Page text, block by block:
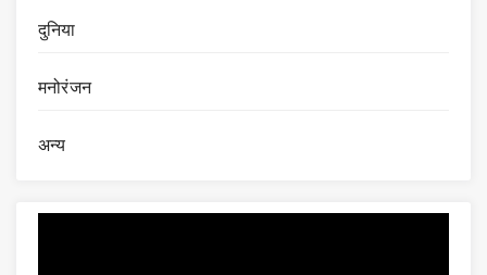
दुनिया
मनोरंजन
अन्य